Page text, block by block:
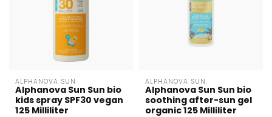
ALPHANOVA SUN
Alphanova Sun Sun bio
kids spray SPF30 vegan
125 Milliliter
ALPHANOVA SUN
Alphanova Sun Sun bio
soothing after-sun gel
organic 125 Milliliter